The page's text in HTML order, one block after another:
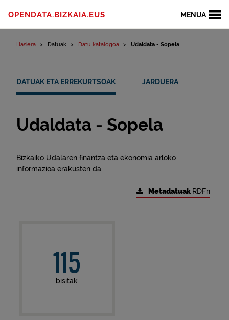
MENUA
OPENDATA.BIZKAIA.EUS
Hasiera Datuak Datu katalogoa Udaldata - Sopela
DATUAK ETA ERREKURTSOAK JARDUERA
Udaldata - Sopela
Bizkaiko Udalaren finantza eta ekonomia arloko
informazioa erakusten da.
Metadatuak RDFn
115
bisitak